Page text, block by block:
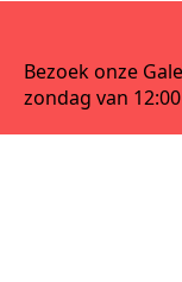
Bezoek onze
zondag van